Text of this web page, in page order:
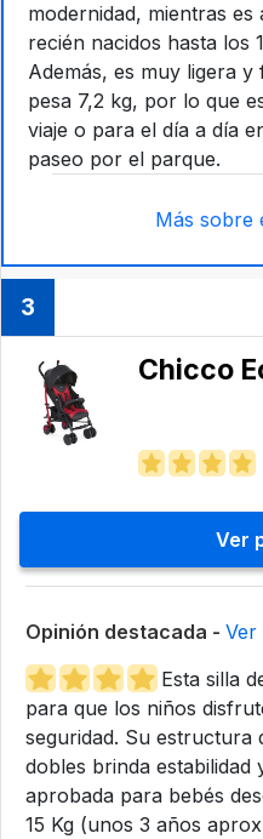
modernidad, mientras
recién nacidos hasta los
Además, es muy ligera
pesa 7,2 kg, por lo que
viaje o para el día a día
paseo por el parque.
Más sobre
3
Chicco
Ver
Opinión destacada - Ver
Esta silla
para que los niños
seguridad. Su estructura
dobles brinda estabilidad
aprobada para bebés
15 Kg (unos 3 años